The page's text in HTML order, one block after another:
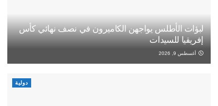
لبؤات الأطلس يواجهن الكاميرون في نصف نهائي كأس
إفريقيا للسيدات
أغسطس 9, 2026
دولية